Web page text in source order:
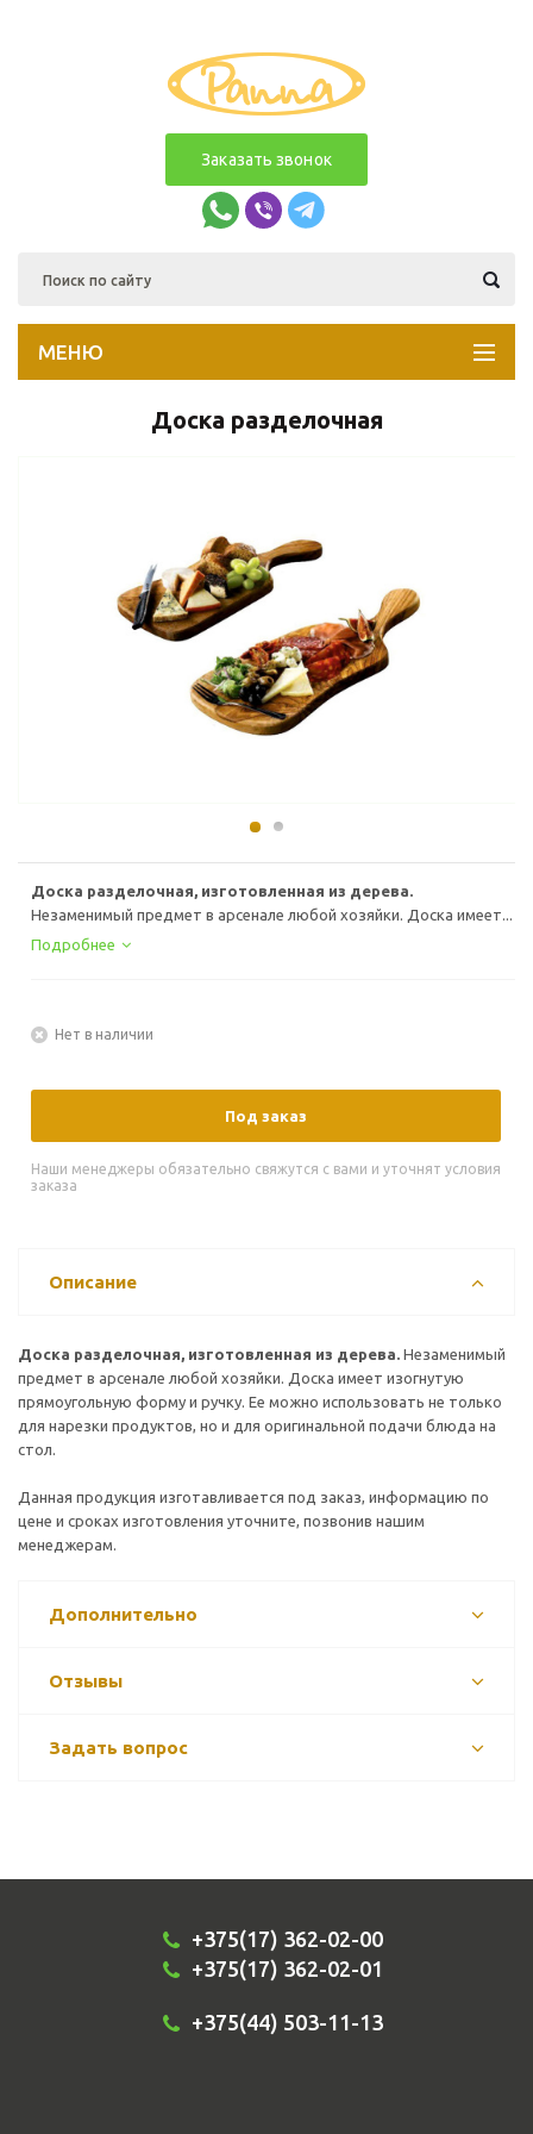
Заказать звонок
МЕНЮ
Доска разделочная
Доска разделочная, изготовленная из дерева.
Незаменимый предмет в арсенале любой хозяйки. Доска имеет...
Подробнее
Нет в наличии
Под заказ
Наши менеджеры обязательно свяжутся с вами и уточнят условия
заказа
Описание
Доска разделочная, изготовленная из дерева. Незаменимый
предмет в арсенале любой хозяйки. Доска имеет изогнутую
прямоугольную форму и ручку. Ее можно использовать не только
для нарезки продуктов, но и для оригинальной подачи блюда на
стол.
Данная продукция изготавливается под заказ, информацию по
цене и сроках изготовления уточните, позвонив нашим
менеджерам.
Дополнительно
Отзывы
Задать вопрос
+375(17) 362-02-00
+375(17) 362-02-01
+375(44) 503-11-13